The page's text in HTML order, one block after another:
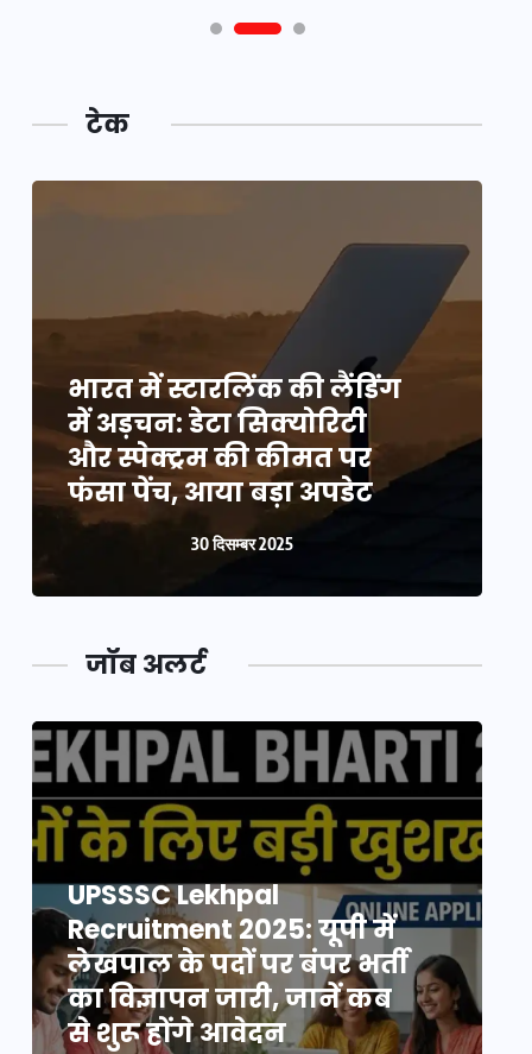
टेक
भारत में स्टारलिंक की लैंडिंग
में अड़चन: डेटा सिक्योरिटी
और स्पेक्ट्रम की कीमत पर
फंसा पेंच, आया बड़ा अपडेट
30 दिसम्बर 2025
जॉब अलर्ट
UPSSSC Lekhpal
Recruitment 2025: यूपी में
लेखपाल के पदों पर बंपर भर्ती
का विज्ञापन जारी, जानें कब
से शुरू होंगे आवेदन